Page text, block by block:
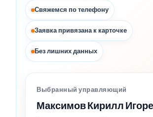
Свяжемся по телефону
Заявка привязана к карточке
Без лишних данных
Выбранный управляющий
Максимов Кирилл